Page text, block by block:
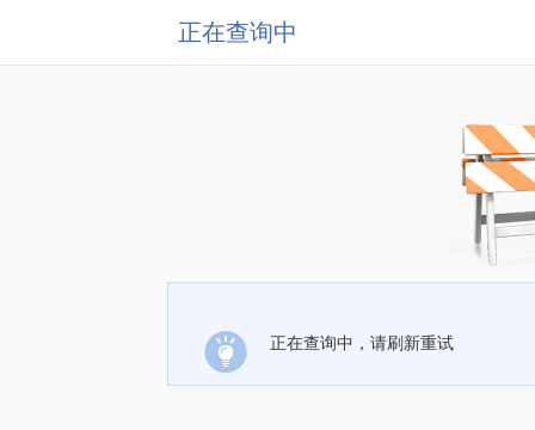
正在查询中
正在查询中，请刷新重试